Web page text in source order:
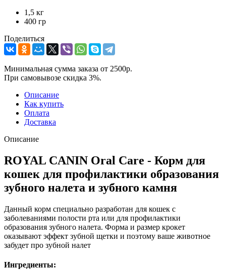
1,5 кг
400 гр
Поделиться
Минимальная сумма заказа от 2500р.
При самовывозе скидка 3%.
Описание
Как купить
Оплата
Доставка
Описание
ROYAL CANIN Oral Care - Корм для
кошек для профилактики образования
зубного налета и зубного камня
Данный корм специально разработан для кошек с
заболеваниями полости рта или для профилактики
образования зубного налета. Форма и размер крокет
оказывают эффект зубной щетки и поэтому ваше животное
забудет про зубной налет
Ингредиенты: